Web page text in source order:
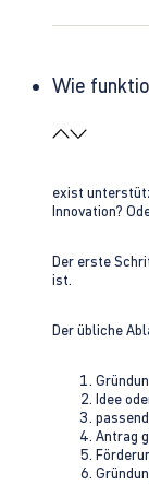
Wie
exist
Innovation?
Der erste
ist.
Der übliche
Idee
Antrag